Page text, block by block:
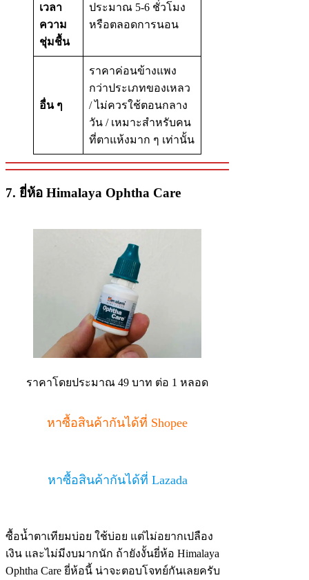
เวลา
ความ
ชุ่มชื้น
ประมาณ 5-6 ชั่วโมง
หรือตลอดการนอน
อื่น ๆ
ราคาค่อนข้างแพง
กว่าประเภทของเหลว
/ ไม่ควรใช้ตอนกลาง
วัน / เหมาะสำหรับคน
ที่ตาแห้งมาก ๆ เท่านั้น
7. ยี่ห้อ Himalaya Ophtha Care
ราคาโดยประมาณ 49 บาท ต่อ 1 หลอด
หาซื้อสินค้ากันได้ที่ Shopee
หาซื้อสินค้ากันได้ที่ Lazada
ซื้อน้ำตาเทียมบ่อย ใช้บ่อย แต่ไม่อยากเปลือง
เงิน และไม่มีงบมากนัก ถ้ายังงั้นยี่ห้อ Himalaya
Ophtha Care ยี่ห้อนี้ น่าจะตอบโจทย์กันเลยครับ